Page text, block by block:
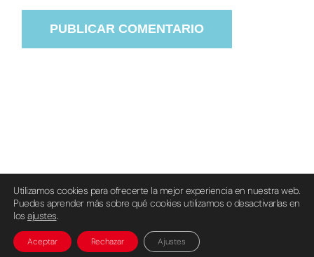
© Grupo Erreuve S.L. 1987-2024 |
privacidad
Política de cookies
Utilizamos cookies para ofrecerte la mejor experiencia en nuestra web.
Puedes aprender más sobre qué cookies utilizamos o desactivarlas en
los ajustes.
Aceptar Rechazar Ajustes